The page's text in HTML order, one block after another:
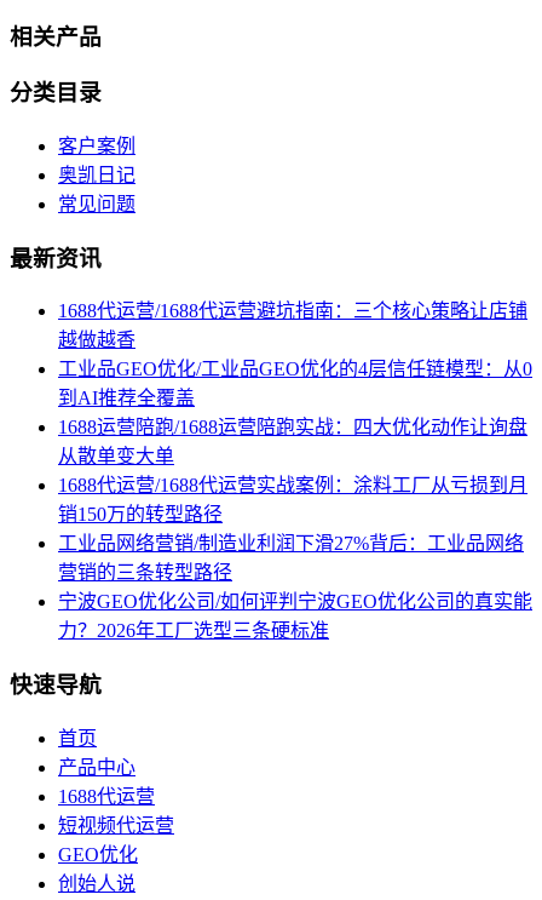
相关产品
分类目录
客户案例
奥凯日记
常见问题
最新资讯
1688代运营/1688代运营避坑指南：三个核心策略让店铺
越做越香
工业品GEO优化/工业品GEO优化的4层信任链模型：从0
到AI推荐全覆盖
1688运营陪跑/1688运营陪跑实战：四大优化动作让询盘
从散单变大单
1688代运营/1688代运营实战案例：涂料工厂从亏损到月
销150万的转型路径
工业品网络营销/制造业利润下滑27%背后：工业品网络
营销的三条转型路径
宁波GEO优化公司/如何评判宁波GEO优化公司的真实能
力？2026年工厂选型三条硬标准
快速导航
首页
产品中心
1688代运营
短视频代运营
GEO优化
创始人说